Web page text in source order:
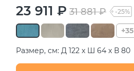
23 911 ₽ 31 881 ₽ -25%
+35
Размер, см: Д 122 х Ш 64 х В 80